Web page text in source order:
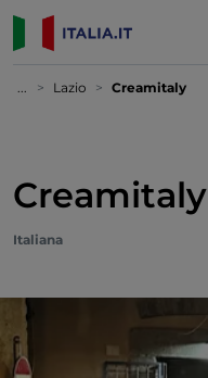
... Lazio Creamitaly
Creamitaly
Italiana